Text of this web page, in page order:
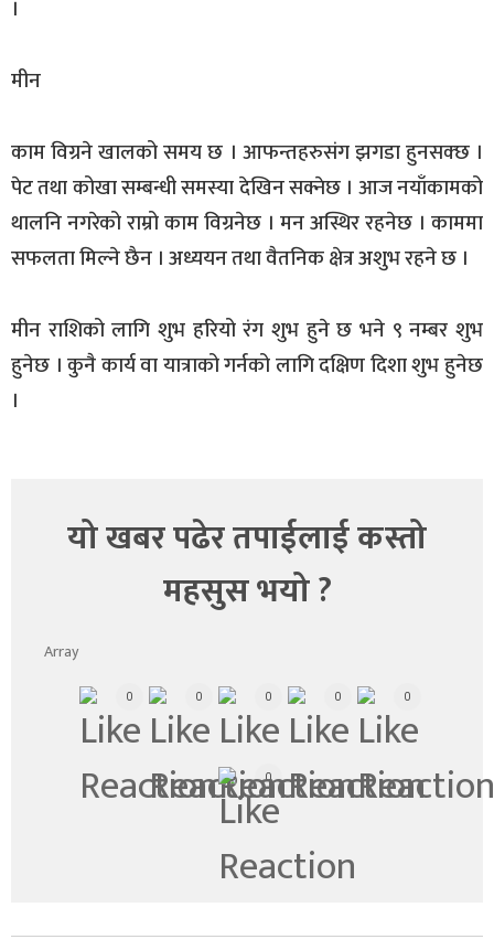
।
मीन
काम विग्रने खालको समय छ । आफन्तहरुसंग झगडा हुनसक्छ ।
पेट तथा कोखा सम्बन्धी समस्या देखिन सक्नेछ । आज नयाँकामको
थालनि नगरेको राम्रो काम विग्रनेछ । मन अस्थिर रहनेछ । काममा
सफलता मिल्ने छैन । अध्ययन तथा वैतनिक क्षेत्र अशुभ रहने छ ।
मीन राशिको लागि शुभ हरियो रंग शुभ हुने छ भने ९ नम्बर शुभ
हुनेछ । कुनै कार्य वा यात्राको गर्नको लागि दक्षिण दिशा शुभ हुनेछ
।
यो खबर पढेर तपाईलाई कस्तो
महसुस भयो ?
Array
0 0 0 0 0
0